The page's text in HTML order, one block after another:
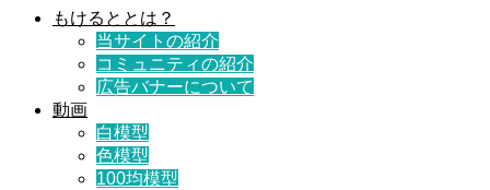
もけるととは？
当サイトの紹介
コミュニティの紹介
広告バナーについて
動画
白模型
色模型
100均模型